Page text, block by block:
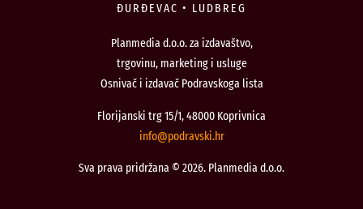
ĐURĐEVAC • LUDBREG
Planmedia d.o.o. za izdavaštvo,
trgovinu, marketing i usluge
Osnivač i izdavač Podravskoga lista
Florijanski trg 15/1, 48000 Koprivnica
rh.iksvardop
@ofni
Sva prava pridržana © 2026. Planmedia d.o.o.